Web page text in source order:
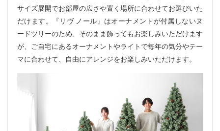
サイズ展開でお部屋の広さや置く場所に合わせてお選びいた
だけます。『リヴ ノール』はオーナメントが付属しないヌ
ードツリーのため、そのまま飾ってもお楽しみいただけます
が、ご自宅にあるオーナメントやライトで毎年の気分やテー
マに合わせて、自由にアレンジをお楽しみいただけます。